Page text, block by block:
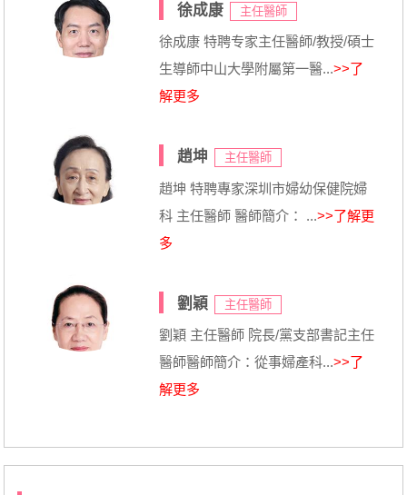
徐成康 主任醫師
徐成康 特聘专家主任醫師/教授/碩士
生導師中山大學附屬第一醫...>>了
解更多
趙坤 主任醫師
趙坤 特聘專家深圳市婦幼保健院婦
科 主任醫師 醫師簡介： ...>>了解更
多
劉穎 主任醫師
劉穎 主任醫師 院長/黨支部書記主任
醫師醫師簡介：從事婦產科...>>了
解更多